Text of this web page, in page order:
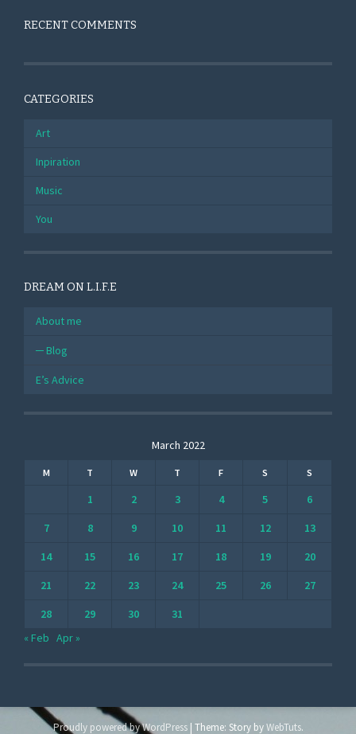
RECENT COMMENTS
CATEGORIES
Art
Inpiration
Music
You
DREAM ON L.I.F.E
About me
Blog
E’s Advice
March 2022
M T W T F S S
1 2 3 4 5
6
7
8 9 10 11 12
13
14
15 16 17 18 19
20
21
22 23 24 25 26
27
28
29 30
31
« Feb Apr »
Proudly powered by WordPress | Theme: Story byWebTuts.